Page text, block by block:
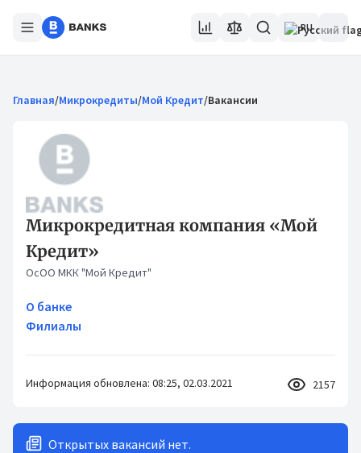
RU
Главная/Микрокредиты/Мой Кредит/Вакансии
Микрокредитная компания «Мой
Кредит»
ОсОО МКК "Мой Кредит"
О банке
Филиалы
Информация обновлена: 08:25, 02.03.2021 2157
Открытых вакансий нет.